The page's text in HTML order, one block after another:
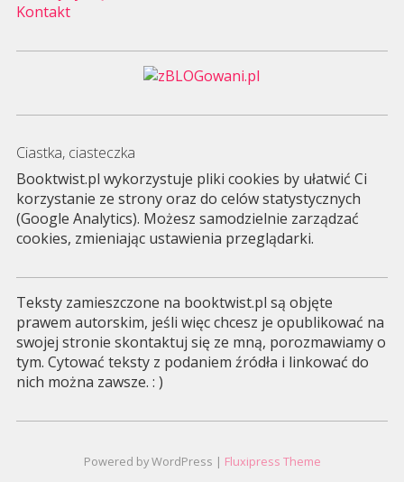
Kontakt
Ciastka, ciasteczka
Booktwist.pl wykorzystuje pliki cookies by ułatwić Ci
korzystanie ze strony oraz do celów statystycznych
(Google Analytics). Możesz samodzielnie zarządzać
cookies, zmieniając ustawienia przeglądarki.
Teksty zamieszczone na booktwist.pl są objęte
prawem autorskim, jeśli więc chcesz je opublikować na
swojej stronie skontaktuj się ze mną, porozmawiamy o
tym. Cytować teksty z podaniem źródła i linkować do
nich można zawsze. : )
Powered by WordPress | Fluxipress Theme